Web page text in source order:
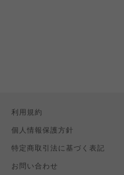
利用規約
個人情報保護方針
特定商取引法に基づく表記
お問い合わせ